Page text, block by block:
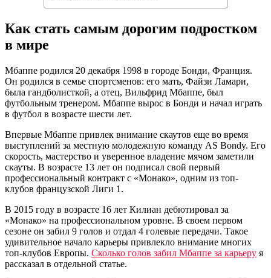
Как стать самым дорогим подростком
в мире
Мбаппе родился 20 декабря 1998 в городе Бонди, Франция.
Он родился в семье спортсменов: его мать, Файзи Ламари,
была гандболисткой, а отец, Вильфрид Мбаппе, был
футбольным тренером. Мбаппе вырос в Бонди и начал играть
в футбол в возрасте шести лет.
Впервые Мбаппе привлек внимание скаутов еще во время
выступлений за местную молодежную команду AS Bondy. Его
скорость, мастерство и уверенное владение мячом заметили
скауты. В возрасте 13 лет он подписал свой первый
профессиональный контракт с «Монако», одним из топ-
клубов французской Лиги 1.
В 2015 году в возрасте 16 лет Килиан дебютировал за
«Монако» на профессиональном уровне. В своем первом
сезоне он забил 9 голов и отдал 4 голевые передачи. Такое
удивительное начало карьеры привлекло внимание многих
топ-клубов Европы. Сколько голов забил Мбаппе за карьеру я
рассказал в отдельной статье.